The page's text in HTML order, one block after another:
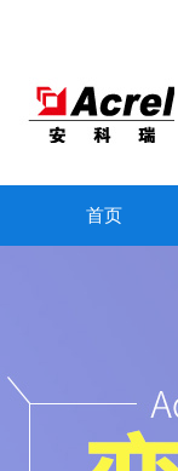
首页